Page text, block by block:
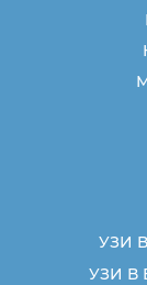
УЗИ
УЗИ В